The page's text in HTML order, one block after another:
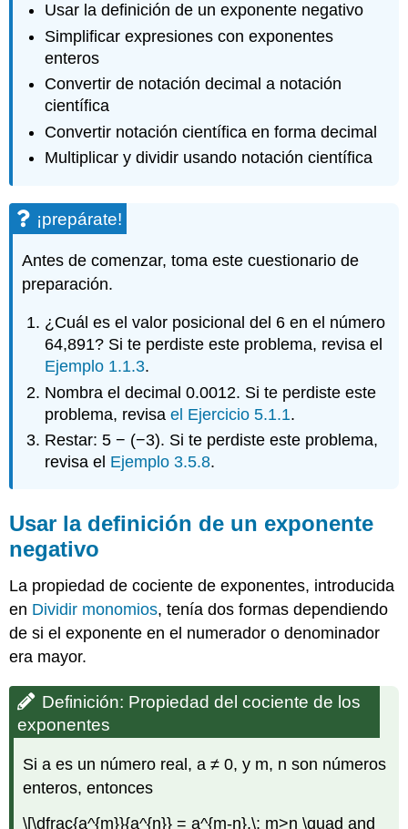
Usar la definición de un exponente negativo
Simplificar expresiones con exponentes
enteros
Convertir de notación decimal a notación
científica
Convertir notación científica en forma decimal
Multiplicar y dividir usando notación científica
¡prepárate!
Antes de comenzar, toma este cuestionario de
preparación.
¿Cuál es el valor posicional del 6 en el número
64,891? Si te perdiste este problema, revisa el
Ejemplo 1.1.3.
Nombra el decimal 0.0012. Si te perdiste este
problema, revisael Ejercicio 5.1.1.
Restar: 5 − (−3). Si te perdiste este problema,
revisa el Ejemplo 3.5.8.
Usar la definición de un exponente
negativo
La propiedad de cociente de exponentes, introducida
en Dividir monomios, tenía dos formas dependiendo
de si el exponente en el numerador o denominador
era mayor.
Definición: Propiedad del cociente de los
exponentes
Si a es un número real, a ≠ 0, y m, n son números
enteros, entonces
\[\dfrac{a^{m}}{a^{n}} = a^{m-n},\; m>n \quad and